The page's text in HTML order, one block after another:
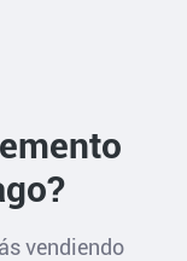
vendiendo